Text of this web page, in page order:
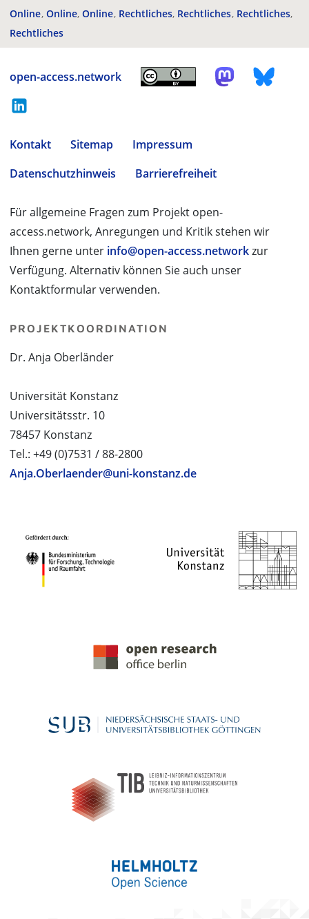
Online Online Online Rechtliches Rechtliches Rechtliches
Rechtliches
open-access.network
Kontakt Sitemap
Impressum
Datenschutzhinweis
Barrierefreiheit
Für allgemeine Fragen zum Projekt open-
access.network, Anregungen und Kritik stehen wir
Ihnen gerne unter info@open-access.networkzur
Verfügung. Alternativ können Sie auch unser
Kontaktformular verwenden.
PROJEKTKOORDINATION
Dr. Anja Oberländer
Universität Konstanz
Universitätsstr. 10
78457 Konstanz
Tel.: +49 (0)7531 / 88-2800
Anja.Oberlaender@uni-konstanz.de